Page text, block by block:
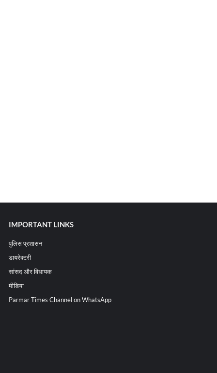
IMPORTANT LINKS
पुलिस प्रशासन
डायरेक्टरी
सांसद और विधायक
मीडिया
Parmar Times Channel on WhatsApp